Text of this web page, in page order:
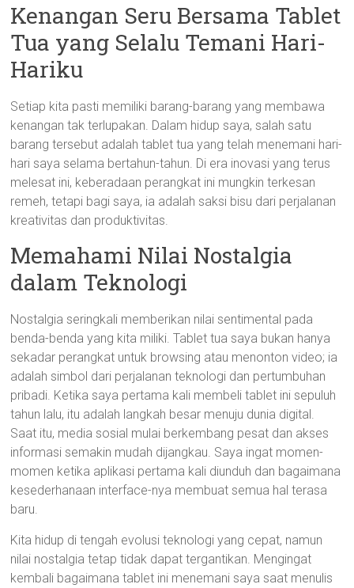
Kenangan Seru Bersama Tablet
Tua yang Selalu Temani Hari-
Hariku
Setiap kita pasti memiliki barang-barang yang membawa
kenangan tak terlupakan. Dalam hidup saya, salah satu
barang tersebut adalah tablet tua yang telah menemani hari-
hari saya selama bertahun-tahun. Di era inovasi yang terus
melesat ini, keberadaan perangkat ini mungkin terkesan
remeh, tetapi bagi saya, ia adalah saksi bisu dari perjalanan
kreativitas dan produktivitas.
Memahami Nilai Nostalgia
dalam Teknologi
Nostalgia seringkali memberikan nilai sentimental pada
benda-benda yang kita miliki. Tablet tua saya bukan hanya
sekadar perangkat untuk browsing atau menonton video; ia
adalah simbol dari perjalanan teknologi dan pertumbuhan
pribadi. Ketika saya pertama kali membeli tablet ini sepuluh
tahun lalu, itu adalah langkah besar menuju dunia digital.
Saat itu, media sosial mulai berkembang pesat dan akses
informasi semakin mudah dijangkau. Saya ingat momen-
momen ketika aplikasi pertama kali diunduh dan bagaimana
kesederhanaan interface-nya membuat semua hal terasa
baru.
Kita hidup di tengah evolusi teknologi yang cepat, namun
nilai nostalgia tetap tidak dapat tergantikan. Mengingat
kembali bagaimana tablet ini menemani saya saat menulis